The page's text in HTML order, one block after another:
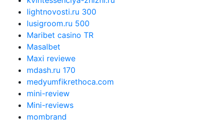
lightnovosti.ru 300
lusigroom.ru 500
Maribet casino TR
Masalbet
Maxi reviewe
mdash.ru 170
medyumfikrethoca.com
mini-review
Mini-reviews
mombrand